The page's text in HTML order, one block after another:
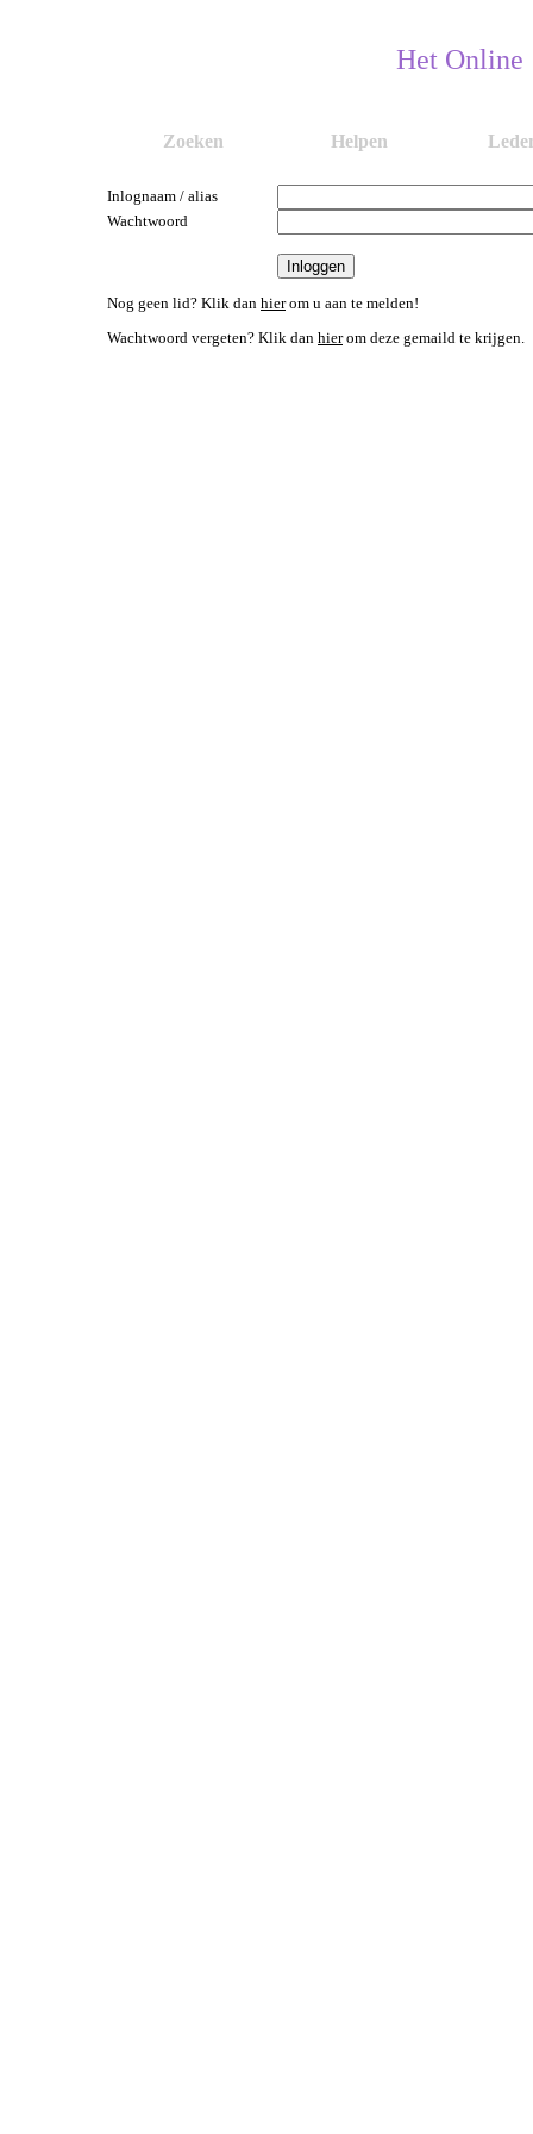
Het Online
Zoeken Helpen
Inlognaam / alias
Wachtwoord
Nog geen lid? Klik dan hierom u aan te melden!
Wachtwoord vergeten? Klik dan hierom deze gemaild te krijgen.